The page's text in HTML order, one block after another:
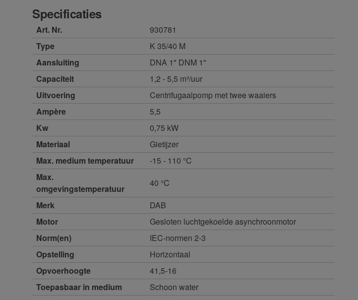
Specificaties
Art. Nr.
930781
Type
K 35/40 M
Aansluiting
DNA 1" DNM 1"
Capaciteit
1,2 - 5,5 m³/uur
Uitvoering
Centrifugaalpomp met twee waaiers
Ampère
5,5
Kw
0,75 kW
Materiaal
Gietijzer
Max. medium temperatuur
-15 - 110 °C
Max.
omgevingstemperatuur
40 °C
Merk
DAB
Motor
Gesloten luchtgekoelde asynchroonmotor
Norm(en)
IEC-normen 2-3
Opstelling
Horizontaal
Opvoerhoogte
41,5-16
Toepasbaar in medium
Schoon water